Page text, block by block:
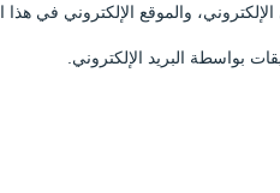
والموقع الإلكتروني في هذا
بواسطة البريد الإلكتروني.